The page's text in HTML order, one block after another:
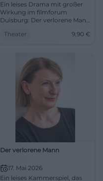
Ein leises Drama mit großer
Wirkung im filmforum
Duisburg: Der verlorene Mann
und feiner Regie. 13.05.2026,
Theater 9,90 €
Der verlorene Mann
17. Mai 2026
Ein leises Kammerspiel, das